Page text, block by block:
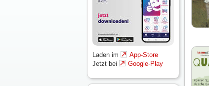
Laden im
App-Store
Jetzt bei
Google-Play